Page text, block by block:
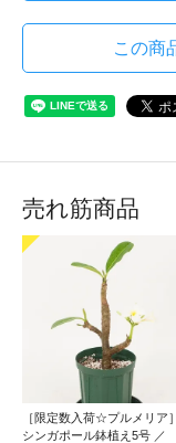
この商
売れ筋商品
［限定数入荷☆プルメリア］
シンガポール鉢植え5号 ／